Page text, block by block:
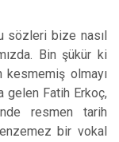
sözleri bize nasıl
Bin şükür ki
kesmemiş olmayı
gelen Fatih Erkoç,
resmen tarih
bir vokal